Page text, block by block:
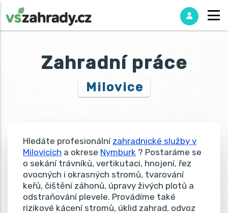
Zahradní práce
Milovice
Hledáte profesionální zahradnické služby v
Milovicích a okrese Nymburk ? Postaráme se
o sekání trávníků, vertikutaci, hnojení, řez
ovocných i okrasných stromů, tvarování
keřů, čištění záhonů, úpravy živých plotů a
odstraňování plevele. Provádíme také
rizikové kácení stromů, úklid zahrad, odvoz